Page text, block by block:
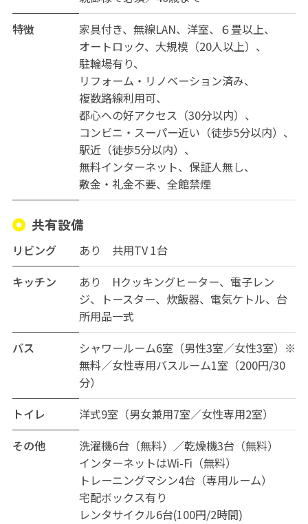
特徴
家具付き 無線LAN 洋室
６畳以上
オートロック
大規模（20人以上）
駐輪場有り
リフォーム・リノベーション済み
複数路線利用可
都心への好アクセス（30分以内）
コンビニ・スーパー近い（徒歩5分以内）
駅近（徒歩5分以内）
無料インターネット
保証人無し
敷金・礼金不要
全館禁煙
共有設備
リビング
あり 共用TV 1台
キッチン
あり Hクッキングヒーター、電子レン
ジ、トースター、炊飯器、電気ケトル、台
所用品一式
バス
シャワールーム6室（男性3室／女性3室）※
無料／女性専用バスルーム1室（200円/30
分）
トイレ
洋式9室（男女兼用7室／女性専用2室）
その他
洗濯機6台（無料）／乾燥機3台（無料）
インターネットはWi-Fi（無料）
トレーニングマシン4台（専用ルーム）
宅配ボックス有り
レンタサイクル6台(100円/2時間)